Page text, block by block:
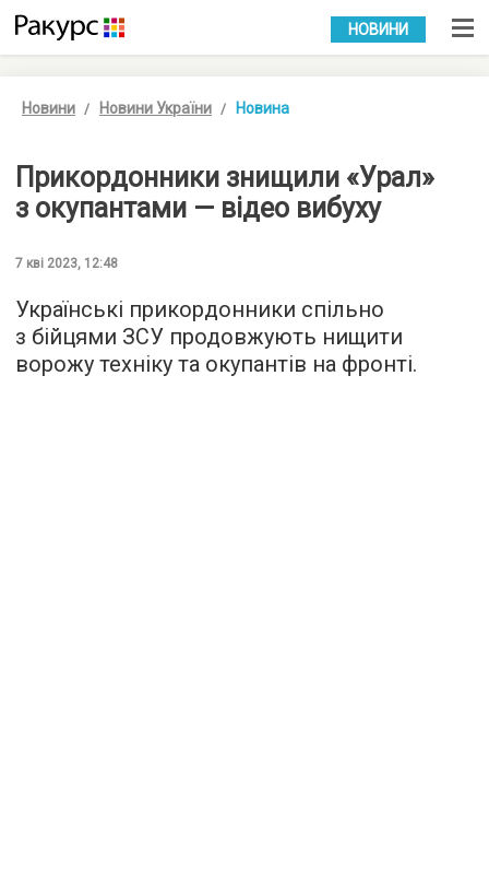
УКР РУС
НОВИНИ
Новини Новини України Новина
Прикордонники знищили «Урал»
з окупантами — відео вибуху
7 кві 2023, 12:48
Українські прикордонники спільно
з бійцями ЗСУ продовжують нищити
ворожу техніку та окупантів на фронті.